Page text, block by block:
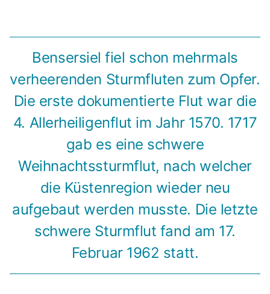
Bensersiel fiel schon mehrmals
verheerenden Sturmfluten zum Opfer.
Die erste dokumentierte Flut war die
4. Allerheiligenflut im Jahr 1570. 1717
gab es eine schwere
Weihnachtssturmflut, nach welcher
die Küstenregion wieder neu
aufgebaut werden musste. Die letzte
schwere Sturmflut fand am 17.
Februar 1962 statt.